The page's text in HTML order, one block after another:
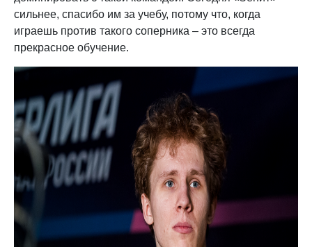
сильнее, спасибо им за учебу, потому что, когда
играешь против такого соперника – это всегда
прекрасное обучение.